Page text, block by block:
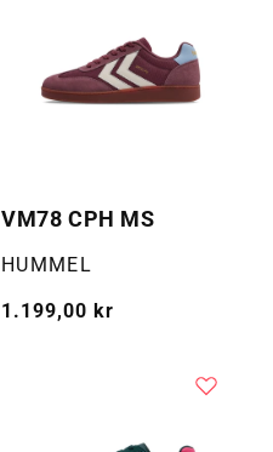
VM78 CPH MS
Selger:
HUMMEL
Vanlig
1.199,00 kr